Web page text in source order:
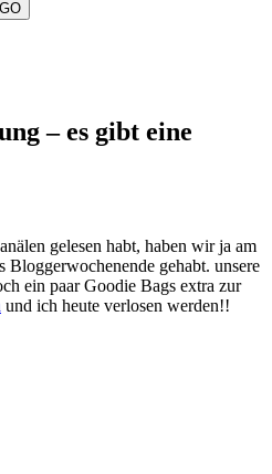
– es gibt eine
gelesen habt, haben wir ja am
Bloggerwochenende gehabt. unsere
ein paar Goodie Bags extra zur
und ich heute verlosen werden!!